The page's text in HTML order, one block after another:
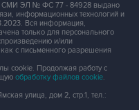
СМИ ЭЛ № ФС 77 - 84928 выдано
информационных технологий и
Вся информация,
только для персонального
и/или
с письменного разрешения
cookie. Продолжая работу с
обработку файлов cookie.
улица, дом 2, стр.1, тел.: